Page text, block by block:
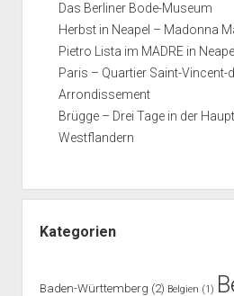
Das Berliner Bode-Museum
Herbst in Neapel – Madonna
Pietro Lista im MADRE in Neapel
Paris – Quartier Saint-Vincent-
Arrondissement
Brügge – Drei Tage in der
Westflandern
Kategorien
Baden-Württemberg (2) Belgien (1)